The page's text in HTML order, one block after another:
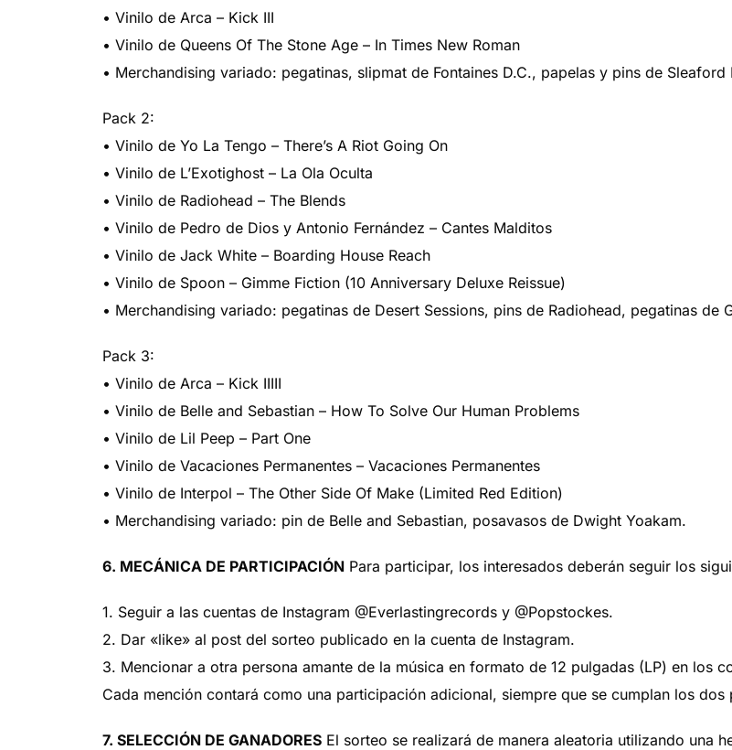
• Vinilo de Arca – Kick III
• Vinilo de Queens Of The Stone Age – In Times New Roman
• Merchandising variado: pegatinas, slipmat de Fontaines D.C., papelas y pins de
Pack 2:
• Vinilo de Yo La Tengo – There’s A Riot Going On
• Vinilo de L’Exotighost – La Ola Oculta
• Vinilo de Radiohead – The Blends
• Vinilo de Pedro de Dios y Antonio Fernández – Cantes Malditos
• Vinilo de Jack White – Boarding House Reach
• Vinilo de Spoon – Gimme Fiction (10 Anniversary Deluxe Reissue)
• Merchandising variado: pegatinas de Desert Sessions, pins de Radiohead, pegatinas de
Pack 3:
• Vinilo de Arca – Kick IIIII
• Vinilo de Belle and Sebastian – How To Solve Our Human Problems
• Vinilo de Lil Peep – Part One
• Vinilo de Vacaciones Permanentes – Vacaciones Permanentes
• Vinilo de Interpol – The Other Side Of Make (Limited Red Edition)
• Merchandising variado: pin de Belle and Sebastian, posavasos de Dwight Yoakam.
6. MECÁNICA DE PARTICIPACIÓN Para participar, los interesados deberán seguir los
1. Seguir a las cuentas de Instagram @Everlastingrecords y @Popstockes.
2. Dar «like» al post del sorteo publicado en la cuenta de Instagram.
3. Mencionar a otra persona amante de la música en formato de 12 pulgadas (LP) en los
Cada mención contará como una participación adicional, siempre que se cumplan los dos
7. SELECCIÓN DE GANADORES El sorteo se realizará de manera aleatoria utilizando una